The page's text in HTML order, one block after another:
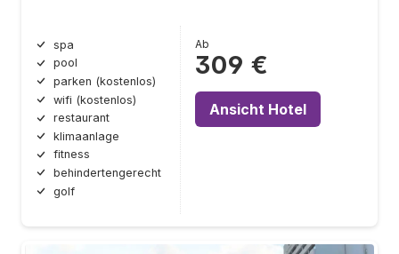
spa
pool
parken (kostenlos)
wifi (kostenlos)
restaurant
klimaanlage
fitness
behindertengerecht
golf
Ab
309 €
Ansicht Hotel